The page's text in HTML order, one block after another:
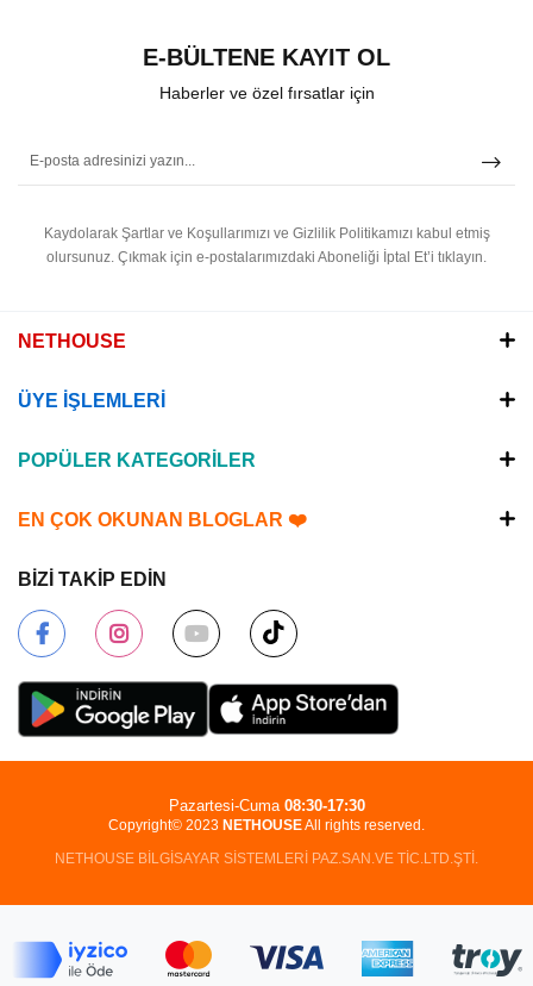
E-BÜLTENE KAYIT OL
Haberler ve özel fırsatlar için
Kaydolarak Şartlar ve Koşullarımızı ve Gizlilik Politikamızı kabul etmiş
olursunuz. Çıkmak için e-postalarımızdaki Aboneliği İptal Et’i tıklayın.
NETHOUSE
ÜYE İŞLEMLERİ
POPÜLER KATEGORİLER
EN ÇOK OKUNAN BLOGLAR ❤️
BİZİ TAKİP EDİN
Copyright© 2023 NETHOUSEAll rights reserved.
NETHOUSE BİLGİSAYAR SİSTEMLERİ PAZ.SAN.VE TİC.LTD.ŞTİ.
Pazartesi-Cuma 08:30-17:30